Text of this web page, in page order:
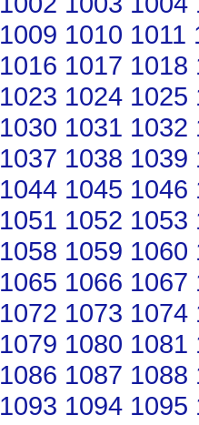
1009 1010 1011
1016 1017 1018
1023 1024 1025
1030 1031 1032
1037 1038 1039
1044 1045 1046
1051 1052 1053
1058 1059 1060
1065 1066 1067
1072 1073 1074
1079 1080 1081
1086 1087 1088
1093 1094 1095